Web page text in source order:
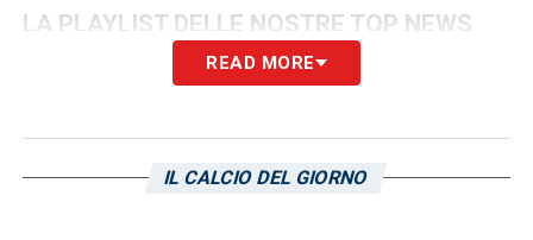
LA PLAYLIST DELLE NOSTRE TOP NEWS
READ MORE
IL CALCIO DEL GIORNO